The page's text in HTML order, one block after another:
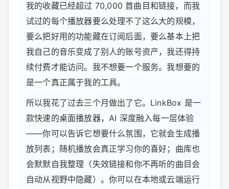
我的收藏已经超过 70,000 首曲目和链接，而我
试过的每个播放器要么处理不了这么大的规模，
要么把好用的功能藏在订阅后面，要么基本上把
我自己的音乐变成了别人的账号资产，我还得持
续付费才能访问。我不想要一个服务。我想要的
是一个真正属于我的工具。
所以我花了过去三个月做出了它。LinkBox 是一
款快速的桌面播放器，AI 深度融入每一层体验
——你可以告诉它想要什么氛围，它就会生成播
放列表；随机播放会真正学习你的喜好；曲库也
会默默自我整理（失效链接和你不再听的曲目会
自动从视野中隐藏）。你可以在本地或云端运行